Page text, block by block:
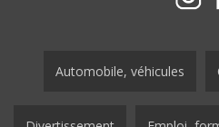
Automobile, véhicules